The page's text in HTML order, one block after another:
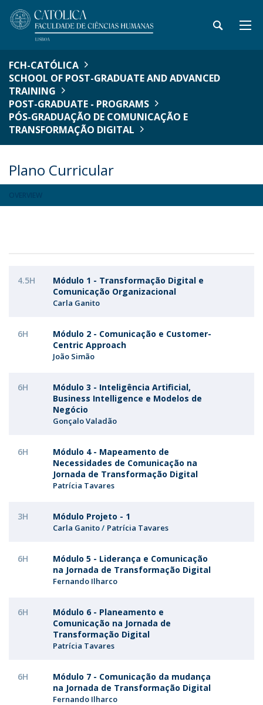
FCH-CATÓLICA
SCHOOL OF POST-GRADUATE AND ADVANCED
TRAINING
POST-GRADUATE - PROGRAMS
PÓS-GRADUAÇÃO DE COMUNICAÇÃO E
TRANSFORMAÇÃO DIGITAL
Plano Curricular
4.5H
Módulo 1 - Transformação Digital e
Comunicação Organizacional
Carla Ganito
6H
Módulo 2 - Comunicação e Customer-
Centric Approach
João Simão
6H
Módulo 3 - Inteligência Artificial,
Business Intelligence e Modelos de
Negócio
Gonçalo Valadão
6H
Módulo 4 - Mapeamento de
Necessidades de Comunicação na
Jornada de Transformação Digital
Patrícia Tavares
3H Módulo Projeto - 1
Carla Ganito Patrícia Tavares
6H
Módulo 5 - Liderança e Comunicação
na Jornada de Transformação Digital
Fernando Ilharco
6H
Módulo 6 - Planeamento e
Comunicação na Jornada de
Transformação Digital
Patrícia Tavares
6H
Módulo 7 - Comunicação da mudança
na Jornada de Transformação Digital
Fernando Ilharco